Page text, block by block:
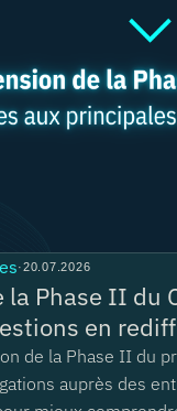
·20.07.2026
Phase II du
en
de la Phase II du
auprès des